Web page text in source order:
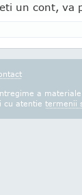
un cont, va
a
cu atentie termenii